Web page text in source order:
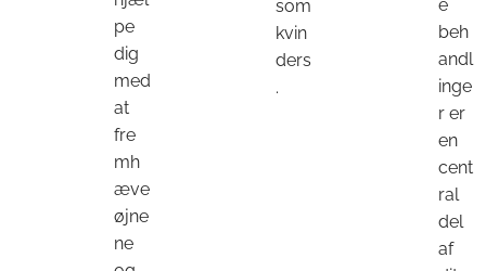
pe
dig
med
at
fre
mh
æve
øjne
ne
som
kvin
ders
.
e
beh
andl
inge
r er
en
cent
ral
del
af